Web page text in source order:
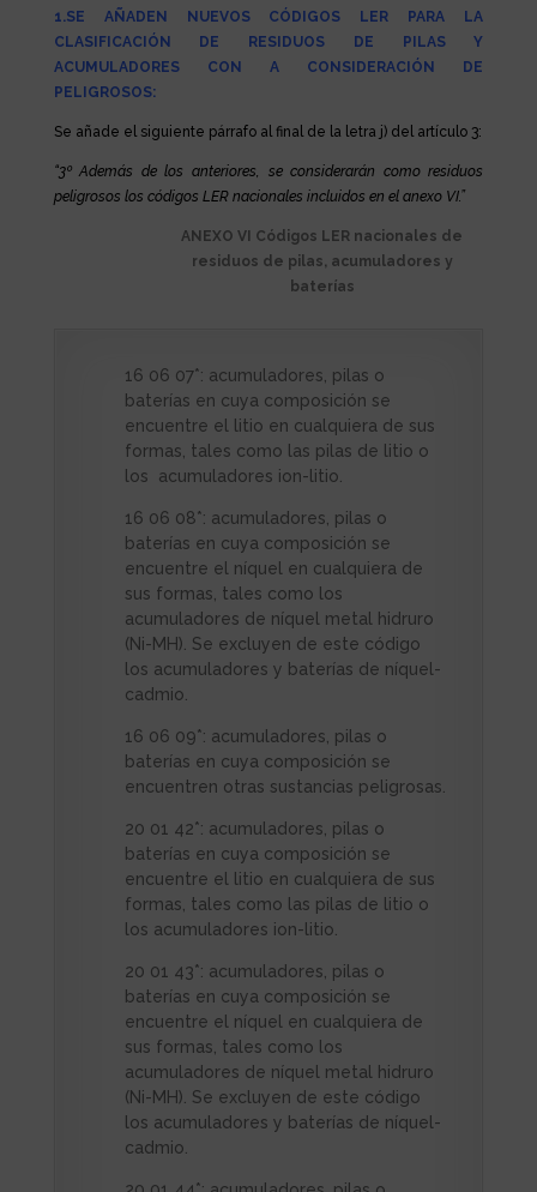
1.SE AÑADEN NUEVOS CÓDIGOS LER PARA LA
CLASIFICACIÓN DE RESIDUOS DE PILAS Y
ACUMULADORES CON A CONSIDERACIÓN DE
PELIGROSOS:
Se añade el siguiente párrafo al final de la letra j) del artículo 3:
“3º Además de los anteriores, se considerarán como residuos
peligrosos los códigos LER nacionales incluidos en el anexo VI.”
ANEXO VI Códigos LER nacionales de
residuos de pilas, acumuladores y
baterías
16 06 07*: acumuladores, pilas o
baterías en cuya composición se
encuentre el litio en cualquiera de sus
formas, tales como las pilas de litio o
los acumuladores ion-litio.
16 06 08*: acumuladores, pilas o
baterías en cuya composición se
encuentre el níquel en cualquiera de
sus formas, tales como los
acumuladores de níquel metal hidruro
(Ni-MH). Se excluyen de este código
los acumuladores y baterías de níquel-
cadmio.
16 06 09*: acumuladores, pilas o
baterías en cuya composición se
encuentren otras sustancias peligrosas.
20 01 42*: acumuladores, pilas o
baterías en cuya composición se
encuentre el litio en cualquiera de sus
formas, tales como las pilas de litio o
los acumuladores ion-litio.
20 01 43*: acumuladores, pilas o
baterías en cuya composición se
encuentre el níquel en cualquiera de
sus formas, tales como los
acumuladores de níquel metal hidruro
(Ni-MH). Se excluyen de este código
los acumuladores y baterías de níquel-
cadmio.